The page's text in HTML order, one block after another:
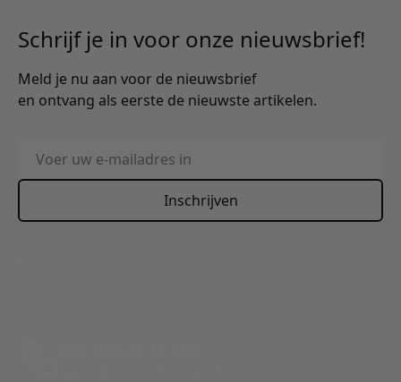
Schrijf je in voor onze nieuwsbrief!
Meld je nu aan voor de nieuwsbrief
en ontvang als eerste de nieuwste artikelen.
E-mailadres
Inschrijven